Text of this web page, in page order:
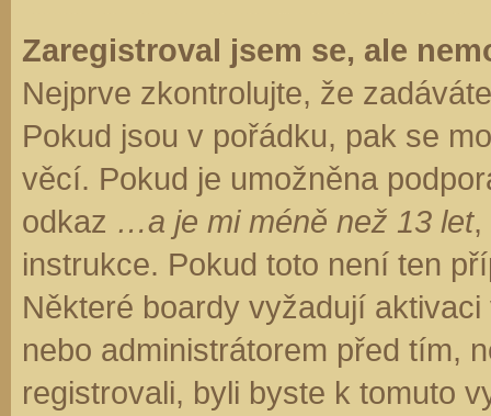
Zaregistroval jsem se, ale
Nejprve zkontrolujte, že
Pokud jsou v pořádku, pak se
věcí. Pokud je umožněna
odkaz …a je mi méně než 13 let,
instrukce. Pokud toto není ten
Některé boardy vyžadují
nebo administrátorem před tím,
registrovali, byli byste k tomuto